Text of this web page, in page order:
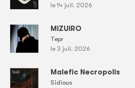
le 14 juil. 2026
MIZUIRO
Tepr
le 3 juil. 2026
Malefic Necropolis
Sidious